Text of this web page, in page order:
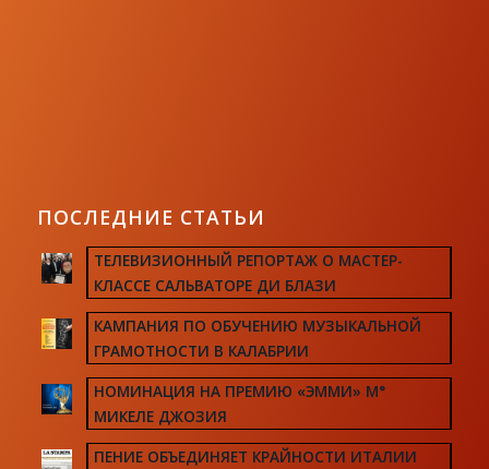
ПОСЛЕДНИЕ СТАТЬИ
ТЕЛЕВИЗИОННЫЙ РЕПОРТАЖ О МАСТЕР-
КЛАССЕ САЛЬВАТОРЕ ДИ БЛАЗИ
КАМПАНИЯ ПО ОБУЧЕНИЮ МУЗЫКАЛЬНОЙ
ГРАМОТНОСТИ В КАЛАБРИИ
НОМИНАЦИЯ НА ПРЕМИЮ «ЭММИ» М°
МИКЕЛЕ ДЖОЗИЯ
ПЕНИЕ ОБЪЕДИНЯЕТ КРАЙНОСТИ ИТАЛИИ